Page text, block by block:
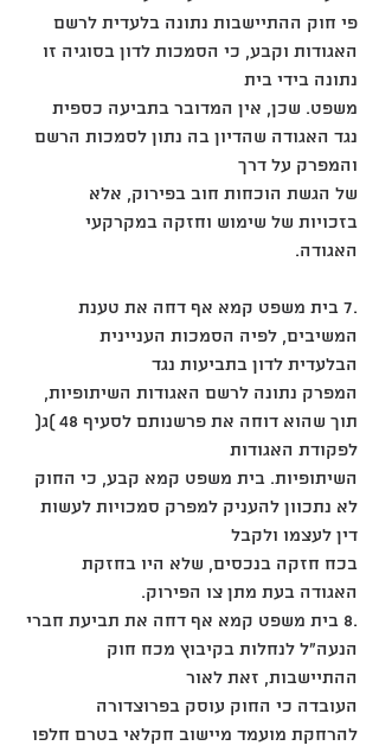
פי חוק ההתיישבות נתונה בלעדית לרשם
האגודות וקבע, כי הסמכות לדון בסוגיה זו
נתונה בידי בית
משפט. שכן, אין המדובר בתביעה כספית
נגד האגודה שהדיון בה נתון לסמכות הרשם
והמפרק על דרך
של הגשת הוכחות חוב בפירוק, אלא
בזכויות של שימוש וחזקה במקרקעי
האגודה.
.7 בית משפט קמא אף דחה את טענת
המשיבים, לפיה הסמכות העניינית
הבלעדית לדון בתביעות נגד
המפרק נתונה לרשם האגודות השיתופיות,
תוך שהוא דוחה את פרשנותם לסעיף 48 )ג(
לפקודת האגודות
השיתופיות. בית משפט קמא קבע, כי החוק
לא נתכוון להעניק למפרק סמכויות לעשות
דין לעצמו ולקבל
בכח חזקה בנכסים, שלא היו בחזקת
האגודה בעת מתן צו הפירוק.
.8 בית משפט קמא אף דחה את תביעת חברי
הנעה"ל לנחלות בקיבוץ מכח חוק
ההתיישבות, זאת לאור
העובדה כי החוק עוסק בפרוצדורה
להרחקת מועמד מיישוב חקלאי בטרם חלפו